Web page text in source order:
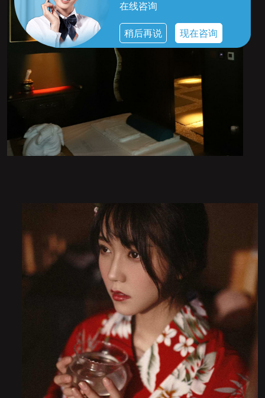
在线咨询
稍后再说
现在咨询